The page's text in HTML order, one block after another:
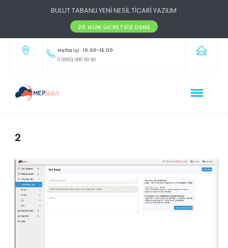
BULUT TABANLI YENİ NESİL TİCARİ YAZILIM
20 GÜN ÜCRETSIZ DENE
Hafta İçi : 10:00-16:00
0 (850) 500 50 50
2